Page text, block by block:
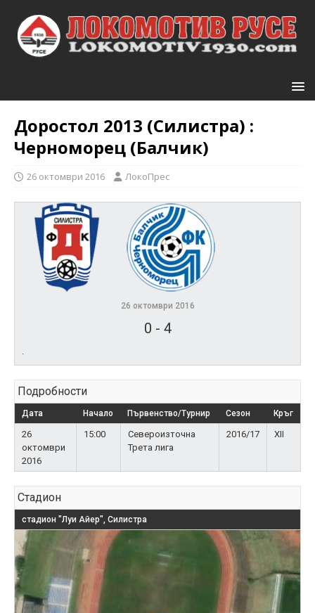
Доростол 2013 (Силистра) :
Черноморец (Балчик)
26 октомври 2016 ЛокоПрес
26 октомври 2016
0 - 4
Подробности
Дата Начало Първенство/Турнир Сезон Кръг
26
октомври
2016
15:00
Североизточна
Трета лига
2016/17 XII
Стадион
стадион "Луи Айер", Силистра